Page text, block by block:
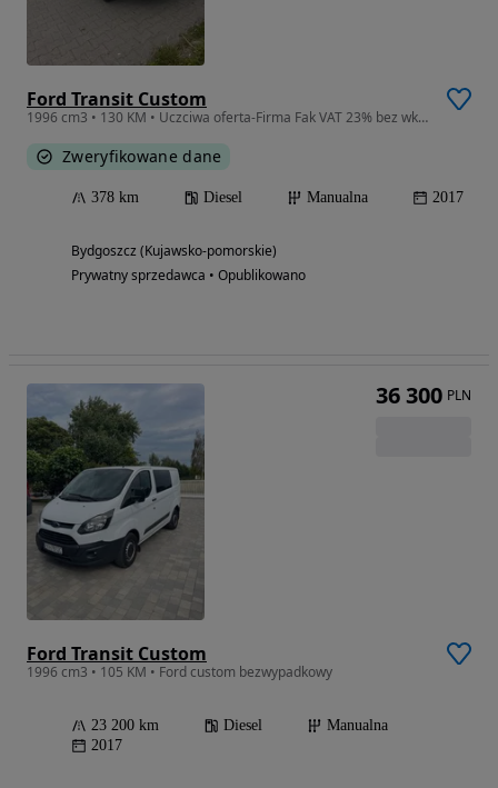
Ford Transit Custom
1996 cm3 • 130 KM • Uczciwa oferta-Firma Fak VAT 23% bez wkładu
Zweryfikowane dane
378 km Diesel Manualna 2017
Bydgoszcz (Kujawsko-pomorskie)
Prywatny sprzedawca • Opublikowano
Ford Transit Custom
1996 cm3 • 105 KM • Ford custom bezwypadkowy
23 200 km Diesel
Manualna
2017
36 300 PLN